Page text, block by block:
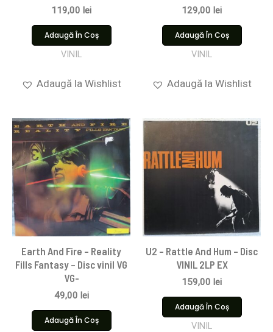
119,00 lei
Adaugă În Coș
VINIL
Adaugă la Wishlist
129,00 lei
Adaugă În Coș
VINIL
Adaugă la Wishlist
Earth And Fire – Reality
Fills Fantasy – Disc vinil VG
VG-
49,00 lei
Adaugă În Coș
U2 – Rattle And Hum – Disc
VINIL 2LP EX
159,00 lei
Adaugă În Coș
VINIL